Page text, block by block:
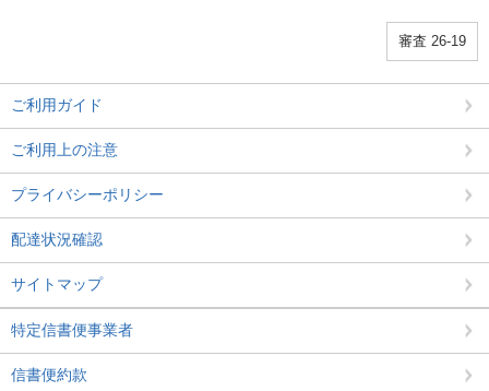
審査 26-19
ご利用ガイド
ご利用上の注意
プライバシーポリシー
配達状況確認
サイトマップ
特定信書便事業者
信書便約款